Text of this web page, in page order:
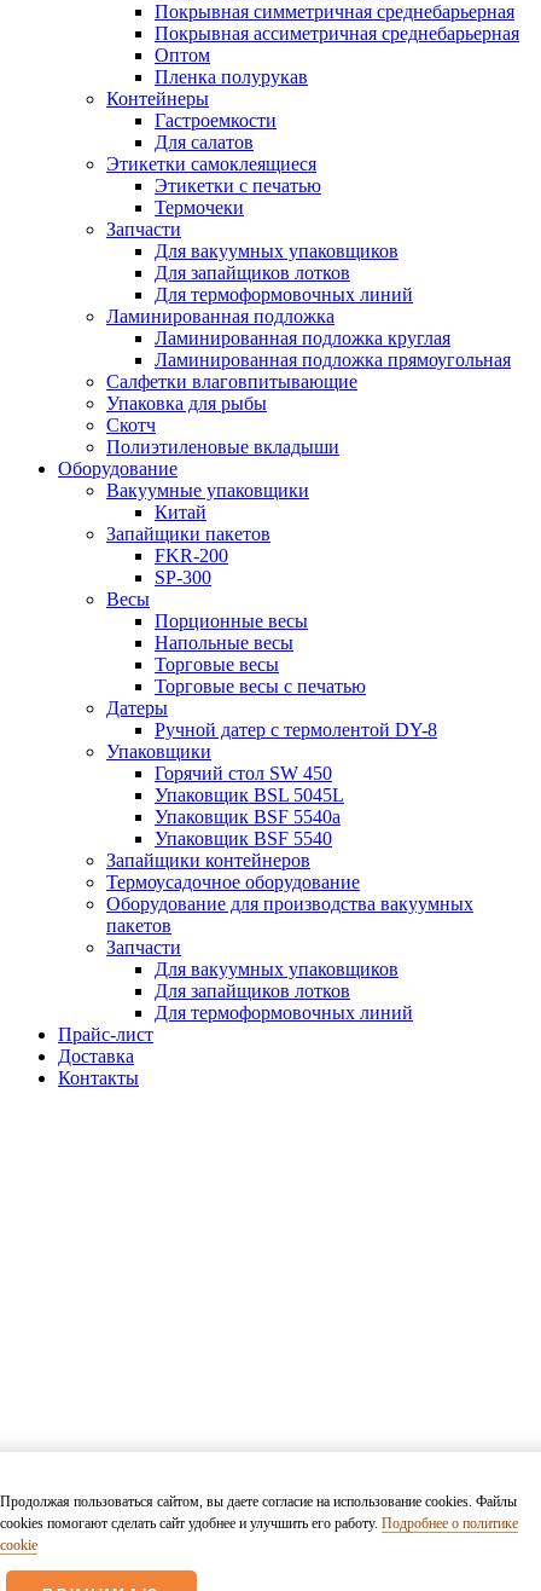
Покрывная симметричная среднебарьерная
Покрывная ассиметричная среднебарьерная
Оптом
Пленка полурукав
Контейнеры
Гастроемкости
Для салатов
Этикетки самоклеящиеся
Этикетки с печатью
Термочеки
Запчасти
Для вакуумных упаковщиков
Для запайщиков лотков
Для термоформовочных линий
Ламинированная подложка
Ламинированная подложка круглая
Ламинированная подложка прямоугольная
Салфетки влаговпитывающие
Упаковка для рыбы
Скотч
Полиэтиленовые вкладыши
Оборудование
Вакуумные упаковщики
Китай
Запайщики пакетов
FKR-200
SP-300
Весы
Порционные весы
Напольные весы
Торговые весы
Торговые весы с печатью
Датеры
Ручной датер с термолентой DY-8
Упаковщики
Горячий стол SW 450
Упаковщик BSL 5045L
Упаковщик BSF 5540a
Упаковщик BSF 5540
Запайщики контейнеров
Термоусадочное оборудование
Оборудование для производства вакуумных
пакетов
Запчасти
Для вакуумных упаковщиков
Для запайщиков лотков
Для термоформовочных линий
Прайс-лист
Доставка
Контакты
Продолжая пользоваться сайтом, вы даете согласие на использование cookies. Файлы
cookies помогают сделать сайт удобнее и улучшить его работу. Подробнее о политике
cookie